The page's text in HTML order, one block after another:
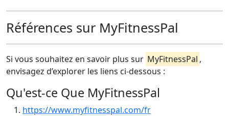
Références sur MyFitnessPal
Si vous souhaitez en savoir plus sur MyFitnessPal ,
envisagez d’explorer les liens ci-dessous :
Qu'est-ce Que MyFitnessPal
https://www.myfitnesspal.com/fr